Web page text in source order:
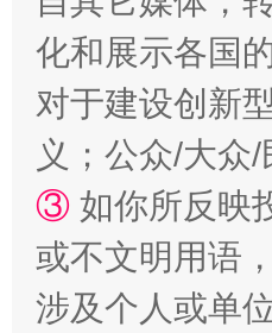
“蜀中异人”王建安的艺
化和展示各国
对于建设创新
义；公众/大众
③ 如你所反映
或不文明用语
涉及个人或单